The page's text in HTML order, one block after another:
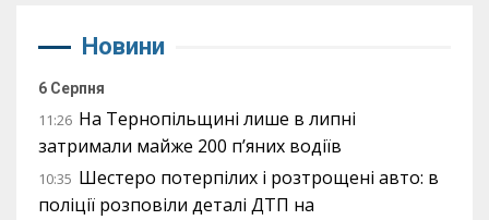
Новини
6 Серпня
11:26 На Тернопільщині лише в липні
затримали майже 200 п’яних водіїв
10:35 Шестеро потерпілих і розтрощені авто: в
поліції розповіли деталі ДТП на